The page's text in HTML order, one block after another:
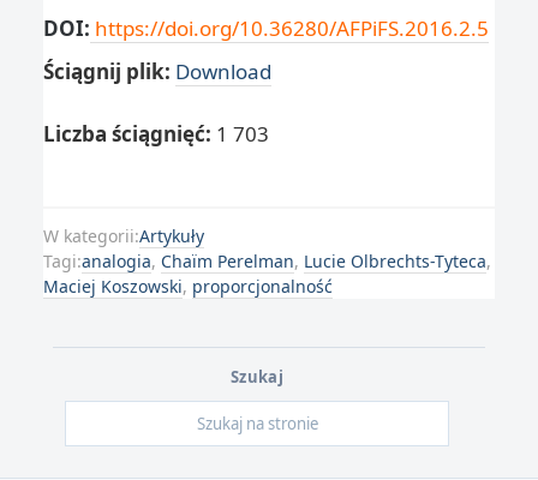
DOI: https://doi.org/10.36280/AFPiFS.2016.2.5
Ściągnij plik: Download
Liczba ściągnięć: 1 703
W kategorii:Artykuły
Tagi:analogia, Chaïm Perelman, Lucie Olbrechts-Tyteca,
Maciej Koszowski, proporcjonalność
Szukaj